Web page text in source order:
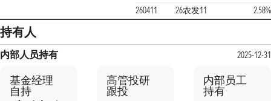
260411 26农发11 2.58%
持有人
内部人员持有 2025-12-31
基金经理
自持
高管投研
跟投
内部员工
持有